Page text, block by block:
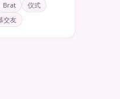
Brat
仪式
交友